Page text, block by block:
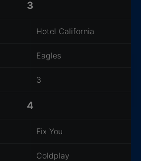
3
Hotel California
Eagles
3
4
Fix You
Coldplay